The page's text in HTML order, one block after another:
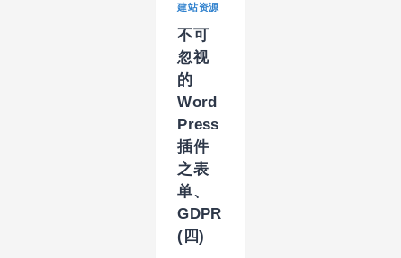
建站资源
不可
忽视
的
Word
Press
插件
之表
单、
GDPR
(四)